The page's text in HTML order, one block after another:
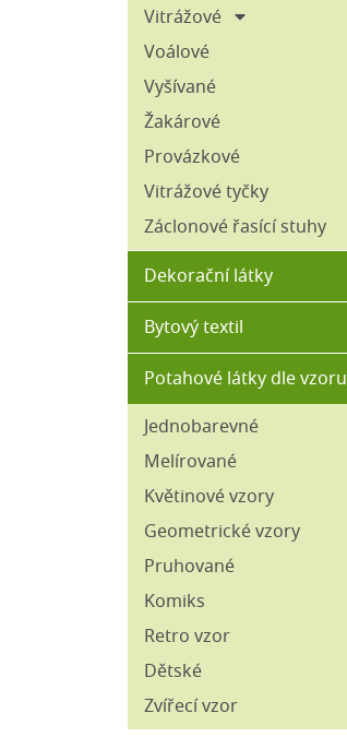
Pružné
Přírodní
Tištěné
Tkané hladké (bez vlasu)
Tkané plyše
Umělá kožešina
Venkovní (nepromokavé)
Žinylkové
Vitrážové
30 cm
45 cm
50 - 60 cm
Voálové
Vyšívané
Žakárové
Provázkové
Vitrážové tyčky
Záclonové řasící stuhy
Dekorační látky
100% bavlna
Blackout
Režné
Sýpkovina
Štoly
Ubrusoviny
Vánoční dekorační látky
Závěsové látky
Bytový textil
Matracový chránič
Polštáře
Povlaky na polštáře
Povlečení
Přikrývky
Potahové látky dle vzoru
Jednobarevné
Melírované
Květinové vzory
Geometrické vzory
Pruhované
Komiks
Retro vzor
Dětské
Zvířecí vzor